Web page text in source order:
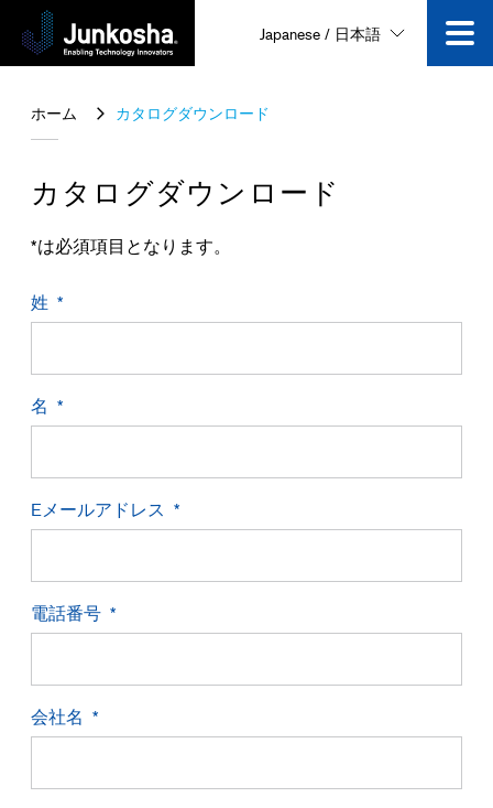
企業情報
ニュース＆イベント
採用情報
お問い合わせ
Japanese / 日本語
ホーム カタログダウンロード
カタログダウンロード
*は必須項目となります。
姓
名
Eメールアドレス
電話番号
会社名